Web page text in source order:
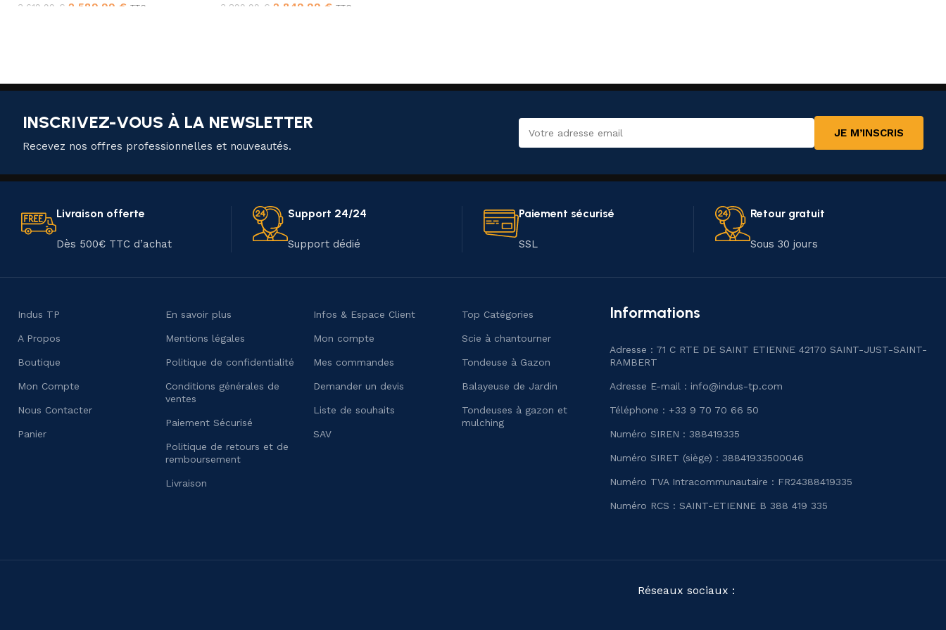
3,619.99 € 2,589.99 € TTC 3,899.99 € 2,849.99 € TTC
INSCRIVEZ-VOUS À LA NEWSLETTER
Recevez nos offres professionnelles et nouveautés.
JE M’INSCRIS
Livraison offerte
Dès 500€ TTC d’achat
Support 24/24
Support dédié
Paiement sécurisé
SSL
Retour gratuit
Sous 30 jours
Indus TP
A Propos
Boutique
Mon Compte
Nous Contacter
Panier
En savoir plus
Mentions légales
Politique de confidentialité
Conditions générales de
ventes
Paiement Sécurisé
Politique de retours et de
remboursement
Livraison
Infos & Espace Client
Mon compte
Mes commandes
Demander un devis
Liste de souhaits
SAV
Top Catégories
Scie à chantourner
Tondeuse à Gazon
Balayeuse de Jardin
Tondeuses à gazon et
mulching
Informations
Adresse : 71 C RTE DE SAINT ETIENNE 42170 SAINT-JUST-SAINT-
RAMBERT
Adresse E-mail : info@indus-tp.com
Téléphone : +33 9 70 70 66 50
Numéro SIREN : 388419335
Numéro SIRET (siège) : 38841933500046
Numéro TVA Intracommunautaire : FR24388419335
Numéro RCS : SAINT-ETIENNE B 388 419 335
Réseaux sociaux :